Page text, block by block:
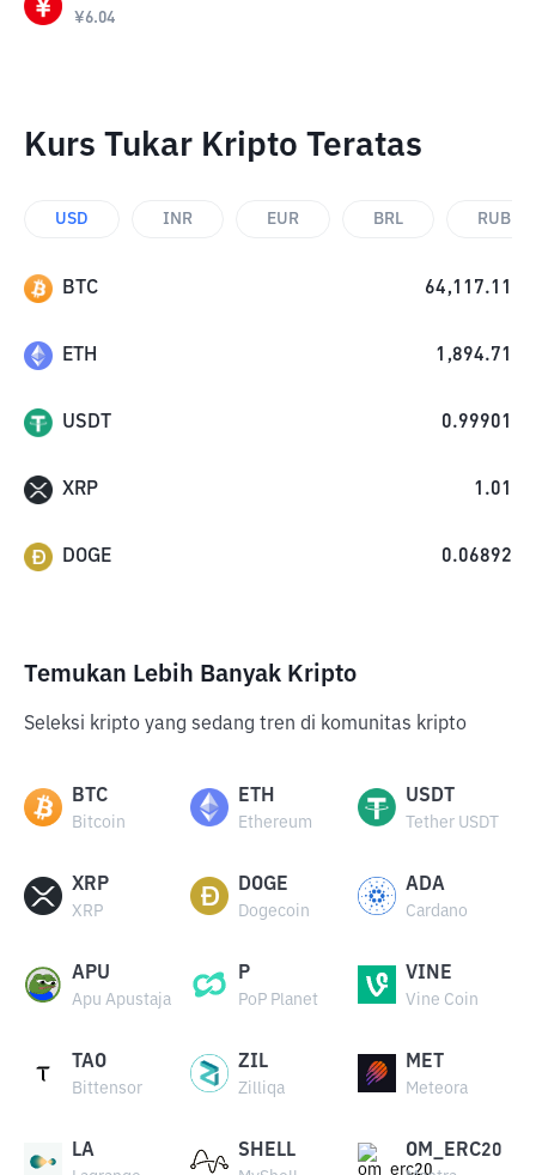
¥6.04
Kurs Tukar Kripto Teratas
USD INR EUR BRL RUB
BTC 64,117.11
ETH 1,894.71
USDT 0.99901
XRP 1.01
DOGE 0.06892
Temukan Lebih Banyak Kripto
Seleksi kripto yang sedang tren di komunitas kripto
BTC
Bitcoin
ETH
Ethereum
USDT
Tether USDT
XRP
XRP
DOGE
Dogecoin
ADA
Cardano
APU
Apu Apustaja
P
PoP Planet
VINE
Vine Coin
TAO
Bittensor
ZIL
Zilliqa
MET
Meteora
LA SHELL OM_ERC20